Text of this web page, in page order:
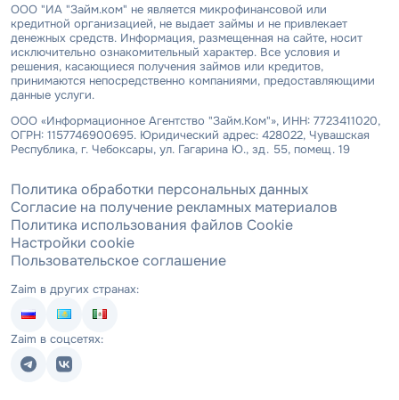
ООО "ИА "Займ.ком" не является микрофинансовой или
кредитной организацией, не выдает займы и не привлекает
денежных средств. Информация, размещенная на сайте, носит
исключительно ознакомительный характер. Все условия и
решения, касающиеся получения займов или кредитов,
принимаются непосредственно компаниями, предоставляющими
данные услуги.
ООО «Информационное Агентство "Займ.Ком"», ИНН: 7723411020,
ОГРН: 1157746900695. Юридический адрес: 428022, Чувашская
Республика, г. Чебоксары, ул. Гагарина Ю., зд. 55, помещ. 19
Политика обработки персональных данных
Согласие на получение рекламных материалов
Политика использования файлов Cookie
Настройки cookie
Пользовательское соглашение
Zaim в других странах:
Zaim в соцсетях: